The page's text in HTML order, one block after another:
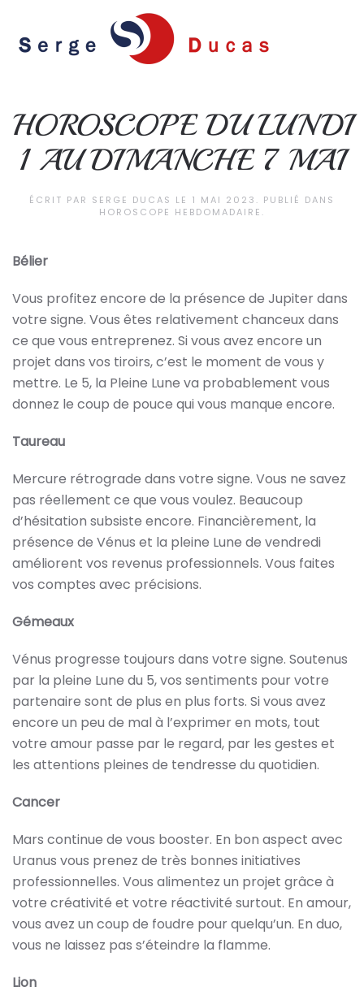
Skip to main content
HOROSCOPE DU LUNDI
1 AU DIMANCHE 7 MAI
ÉCRIT PAR SERGE DUCAS LE 1 MAI 2023 . PUBLIÉ DANS
HOROSCOPE HEBDOMADAIRE .
Bélier
Vous profitez encore de la présence de Jupiter dans
votre signe. Vous êtes relativement chanceux dans
ce que vous entreprenez. Si vous avez encore un
projet dans vos tiroirs, c’est le moment de vous y
mettre. Le 5, la Pleine Lune va probablement vous
donnez le coup de pouce qui vous manque encore.
Taureau
Mercure rétrograde dans votre signe. Vous ne savez
pas réellement ce que vous voulez. Beaucoup
d’hésitation subsiste encore. Financièrement, la
présence de Vénus et la pleine Lune de vendredi
améliorent vos revenus professionnels. Vous faites
vos comptes avec précisions.
Gémeaux
Vénus progresse toujours dans votre signe. Soutenus
par la pleine Lune du 5, vos sentiments pour votre
partenaire sont de plus en plus forts. Si vous avez
encore un peu de mal à l’exprimer en mots, tout
votre amour passe par le regard, par les gestes et
les attentions pleines de tendresse du quotidien.
Cancer
Mars continue de vous booster. En bon aspect avec
Uranus vous prenez de très bonnes initiatives
professionnelles. Vous alimentez un projet grâce à
votre créativité et votre réactivité surtout. En amour,
vous avez un coup de foudre pour quelqu’un. En duo,
vous ne laissez pas s’éteindre la flamme.
Lion